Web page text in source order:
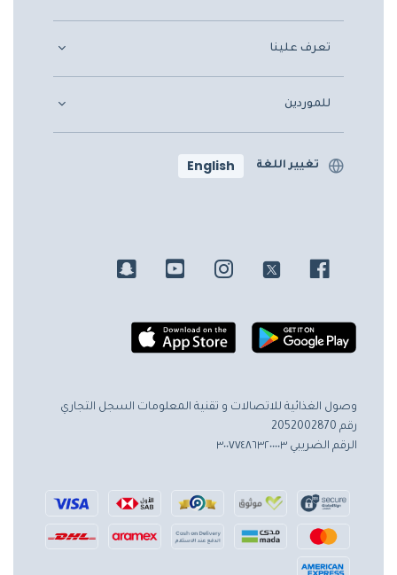
تعرف علينا
للموردين
تغيير اللغة English
وصول الغذائية للاتصالات و تقنية المعلومات السجل التجاري
رقم 2052002870
الرقم الضريبي ٣٠٠٧٧٤٨٦٣٢٠٠٠٠٣